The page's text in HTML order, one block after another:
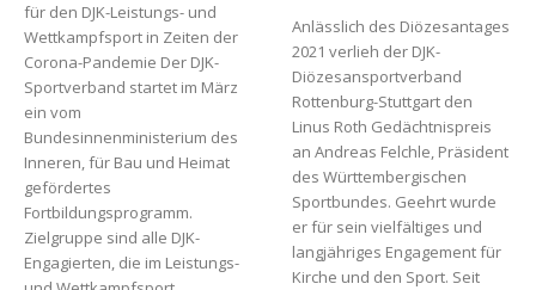
für den DJK-Leistungs- und
Wettkampfsport in Zeiten der
Corona-Pandemie Der DJK-
Sportverband startet im März
ein vom
Bundesinnenministerium des
Inneren, für Bau und Heimat
gefördertes
Fortbildungsprogramm.
Zielgruppe sind alle DJK-
Engagierten, die im Leistungs-
Anlässlich des Diözesantages
2021 verlieh der DJK-
Diözesansportverband
Rottenburg-Stuttgart den
Linus Roth Gedächtnispreis
an Andreas Felchle, Präsident
des Württembergischen
Sportbundes. Geehrt wurde
er für sein vielfältiges und
langjähriges Engagement für
Kirche und den Sport. Seit